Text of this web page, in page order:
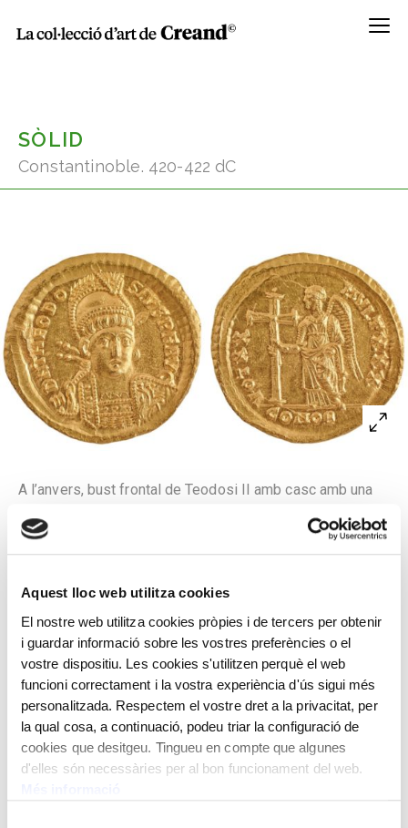
Aquest lloc web utilitza cookies
El nostre web utilitza cookies pròpies i de tercers per obtenir
i guardar informació sobre les vostres preferències o el
vostre dispositiu. Les cookies s'utilitzen perquè el web
funcioni correctament i la vostra experiència d'ús sigui més
personalitzada. Respectem el vostre dret a la privacitat, per
la qual cosa, a continuació, podeu triar la configuració de
cookies que desitgeu. Tingueu en compte que algunes
d'elles són necessàries per al bon funcionament del web.
Menú
SÒLID
Constantinoble. 420-422 dC
A l’anvers, bust frontal de Teodosi II amb casc amb una
dreta i, a l’esquerra, un escut decorat amb una biga. Al
voltant de l’emperador, la llegenda D(ominus) N(oster)
punts molt deteriorada. Al revers, Victòria alada amb una
creu llarga a la mà dreta. Al voltant de la figura, la llegenda
VOT(is) XX MVLT(is) XXX i una gràfila de punts molt
deteriorada. A l’exerg, CON(stantinopoli) OB(ryzum), és a
dir, encunyada a Constantinoble i d’or pur.
Encunyat per Teodosi II, emperador romà d’Orient.
Constantinoble. 420-422 dC